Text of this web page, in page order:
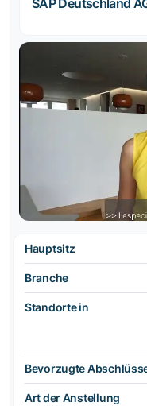
SAP Deutschland
Hauptsitz
Branche
Standorte in
Bevorzugte
Art der Anstellung